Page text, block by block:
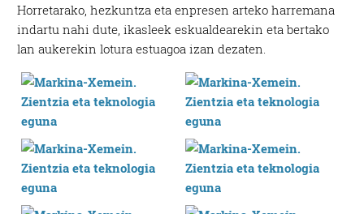
Horretarako, hezkuntza eta enpresen arteko harremana
indartu nahi dute, ikasleek eskualdearekin eta bertako
lan aukerekin lotura estuagoa izan dezaten.